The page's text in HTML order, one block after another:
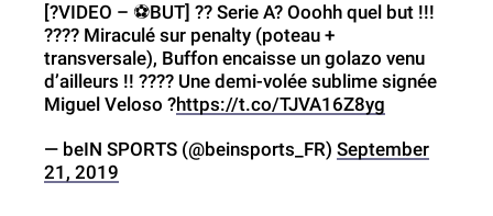
[?️VIDEO – ⚽️BUT] ?? Serie A? Ooohh quel but !!!
???? Miraculé sur penalty (poteau +
transversale), Buffon encaisse un golazo venu
d’ailleurs !! ???? Une demi-volée sublime signée
Miguel Veloso ?https://t.co/TJVA16Z8yg
— beIN SPORTS (@beinsports_FR) September
21, 2019